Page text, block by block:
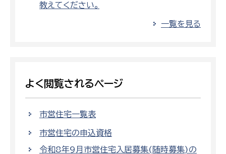
教えてください。
一覧を見る
よく閲覧されるページ
市営住宅一覧表
市営住宅の申込資格
令和8年9月市営住宅入居募集(随時募集)の